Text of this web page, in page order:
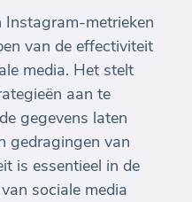
metrieken
van de effectiviteit
media. Het stelt
aan te
gegevens laten
gedragingen van
is essentieel in de
sociale media